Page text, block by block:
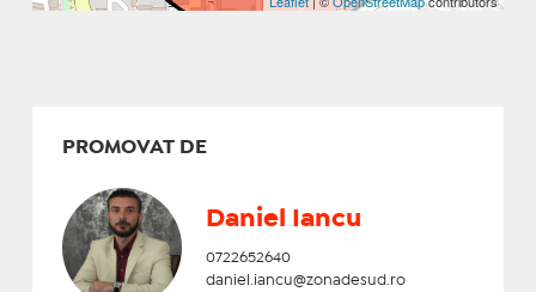
PROMOVAT DE
Daniel Iancu
0722652640
daniel.iancu@zonadesud.ro